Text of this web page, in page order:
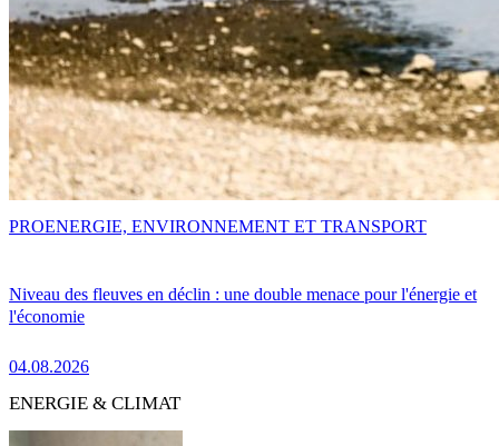
Niveau des fleuves en déclin : une double menace pour l'énergie et
l'économie
04.08.2026
PROENERGIE, ENVIRONNEMENT ET TRANSPORT
ENERGIE & CLIMAT